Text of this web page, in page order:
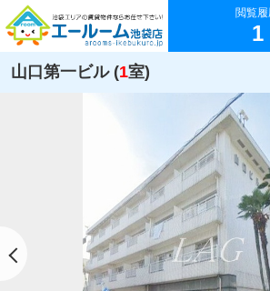
閲覧
1
山口第一ビル (1室)